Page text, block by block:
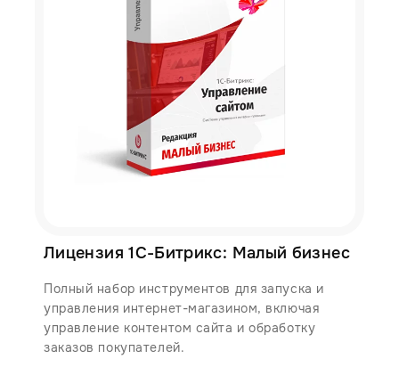
Лицензия 1С-Битрикс: Малый бизнес
Полный набор инструментов для запуска и
управления интернет-магазином, включая
управление контентом сайта и обработку
заказов покупателей.